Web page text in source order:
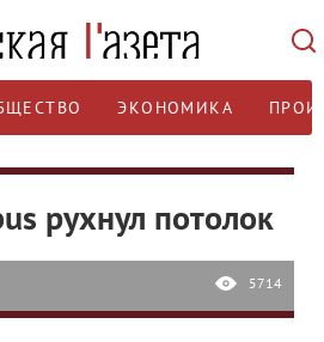
ЭКОНОМИКА
рухнул потолок
5714